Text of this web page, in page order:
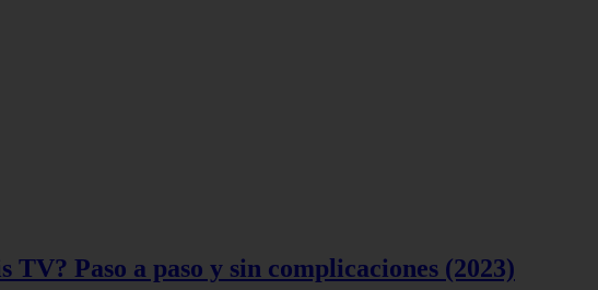
TV? Paso a paso y sin complicaciones (2023)